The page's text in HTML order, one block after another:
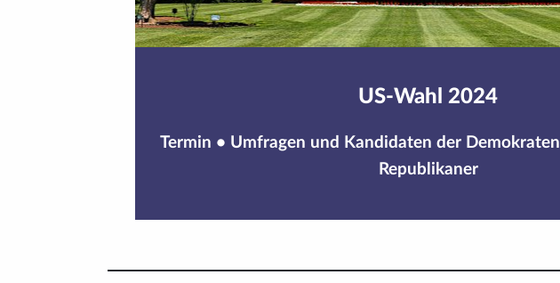
US-Wahl 2024
Termin • Umfragen und Kandidaten der Demokraten
Republikaner